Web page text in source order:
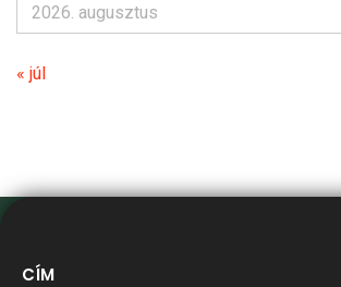
2026. augusztus
« júl
CÍM